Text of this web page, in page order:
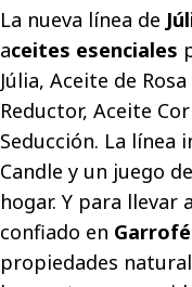
La nueva línea de
aceites esenciales
Júlia, Aceite de
Reductor, Aceite
Seducción. La línea
Candle y un juego
hogar. Y para llevar
confiado en Garrofé
propiedades